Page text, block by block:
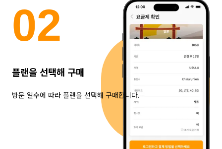
02
플랜을 선택해 구매
방문 일수에 따라 플랜을 선택해 구매합니다.